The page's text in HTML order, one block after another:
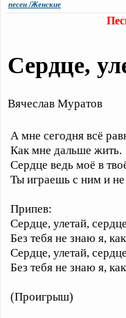
песен /Женские
Сердце,
Вячеслав Муратов
А мне сегодня всё
Как мне дальше жить.
Сердце ведь моё в
Ты играешь с ним и
Припев:
Сердце, улетай,
Без тебя не знаю я,
Сердце, улетай,
Без тебя не знаю я,
(Проигрыш)